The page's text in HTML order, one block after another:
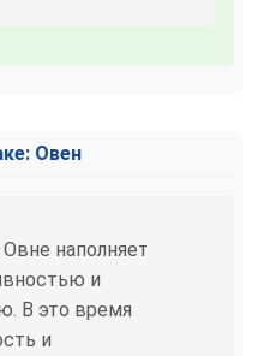
Овен
наполняет
и
В это время
и